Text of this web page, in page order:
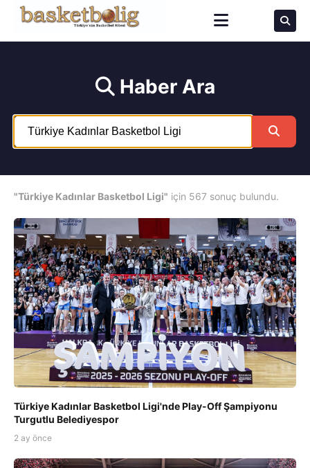
Haber Ara
"Türkiye Kadınlar Basketbol Ligi" için 567 sonuç bulundu.
Türkiye Kadınlar Basketbol Ligi'nde Play-Off Şampiyonu
Turgutlu Belediyespor
2 ay önce